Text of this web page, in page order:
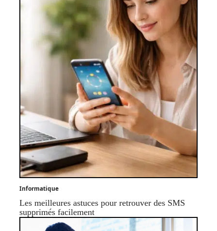
Informatique
Les meilleures astuces pour retrouver des SMS
supprimés facilement